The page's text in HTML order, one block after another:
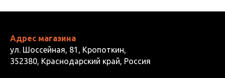
Адрес магазина
ул. Шоссейная, 81, Кропоткин,
352380, Краснодарский край, Россия